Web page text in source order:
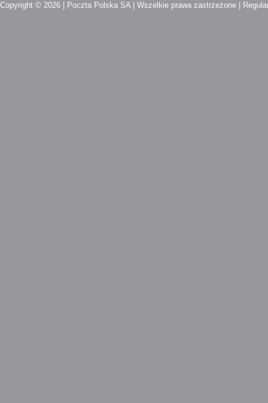
Copyright © 2026 | Poczta Polska SA | Wszelkie prawa zastrzeżone |